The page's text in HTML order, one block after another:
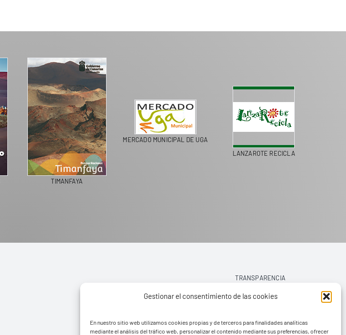
Gestionar el consentimiento de las cookies
En nuestro sitio web utilizamos cookies propias y de terceros para finalidades analíticas
mediante el análisis del tráfico web, personalizar el contenido mediante sus preferencias, ofrecer
TIMANFAYA
MERCADO MUNICIPAL DE UGA
LANZAROTE RECICLA
TRANSPARENCIA
AVISO LEGAL
POLÍTICA DE PRIVACIDAD